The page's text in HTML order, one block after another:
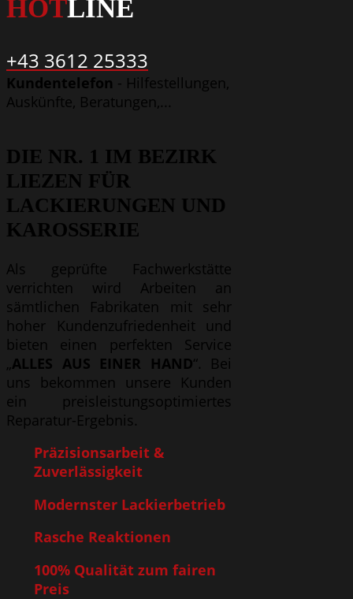
HOTLINE
+43 3612 25333
Kundentelefon - Hilfestellungen,
Auskünfte, Beratungen,...
DIE NR. 1 IM BEZIRK
LIEZEN FÜR
LACKIERUNGEN UND
KAROSSERIE
Als geprüfte Fachwerkstätte
verrichten wird Arbeiten an
sämtlichen Fabrikaten mit sehr
hoher Kundenzufriedenheit und
bieten einen perfekten Service
„ALLES AUS EINER HAND“. Bei
uns bekommen unsere Kunden
ein preisleistungsoptimiertes
Reparatur-Ergebnis.
Präzisionsarbeit &
Zuverlässigkeit
Modernster Lackierbetrieb
Rasche Reaktionen
100% Qualität zum fairen
Preis